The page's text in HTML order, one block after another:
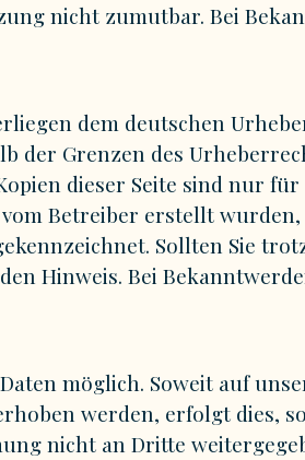
nicht zumutbar. Bei
dem deutschen
der Grenzen des
dieser Seite sind nur
Betreiber erstellt
Sollten Sie
Hinweis. Bei
möglich. Soweit auf
werden, erfolgt dies,
nicht an Dritte